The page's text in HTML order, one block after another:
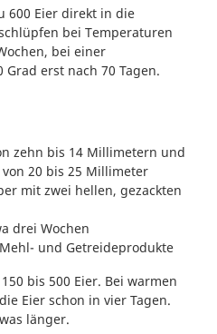
600 Eier direkt in die
bei Temperaturen
bei einer
erst nach 70 Tagen.
zehn bis 14 Millimetern und
20 bis 25 Millimeter
mit zwei hellen, gezackten
drei Wochen
Mehl- und Getreideprodukte
bis 500 Eier. Bei warmen
Eier schon in vier Tagen.
länger.